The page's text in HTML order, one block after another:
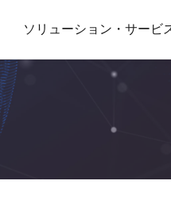
ソリューション・サービ